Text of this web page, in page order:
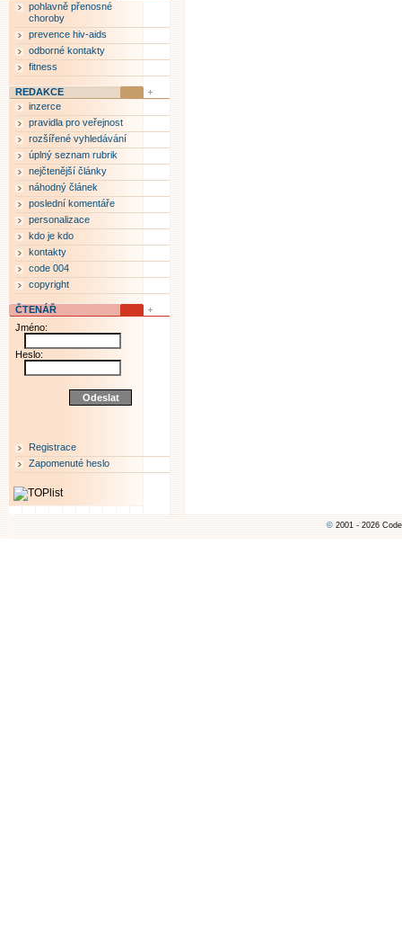
pohlavně přenosné
choroby
prevence hiv-aids
odborné kontakty
fitness
REDAKCE
inzerce
pravidla pro veřejnost
rozšířené vyhledávání
úplný seznam rubrik
nejčtenější články
náhodný článek
poslední komentáře
personalizace
kdo je kdo
kontakty
code 004
copyright
ČTENÁŘ
Jméno:
Heslo:
Registrace
Zapomenuté heslo
© 2001 - 2026